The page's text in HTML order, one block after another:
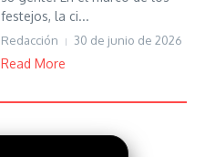
festejos, la ci...
Redacción 30 de junio de 2026
Read More